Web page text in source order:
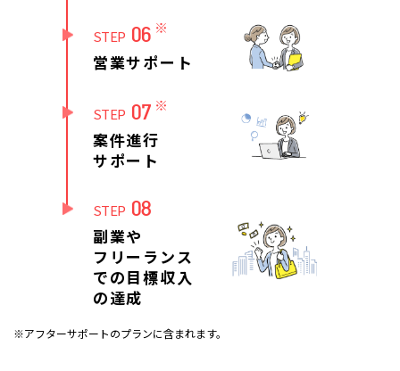
STEP 06 ※
営業サポート
STEP 07 ※
案件進行
サポート
STEP 08
副業や
フリーランス
での目標収入
の達成
※アフターサポートのプランに含まれます。